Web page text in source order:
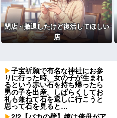
閉店・撤退したけど復活してほしい
店
子宝祈願で有名な神社にお参
りに行った時、女の子が生まれ
るという赤い石を持ち帰ったら
男の子を出産。しばらくしてお
礼も兼ねて石を返しに行こうと
思って石を見ると…